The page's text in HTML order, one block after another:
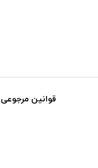
قوانین مرجوعی